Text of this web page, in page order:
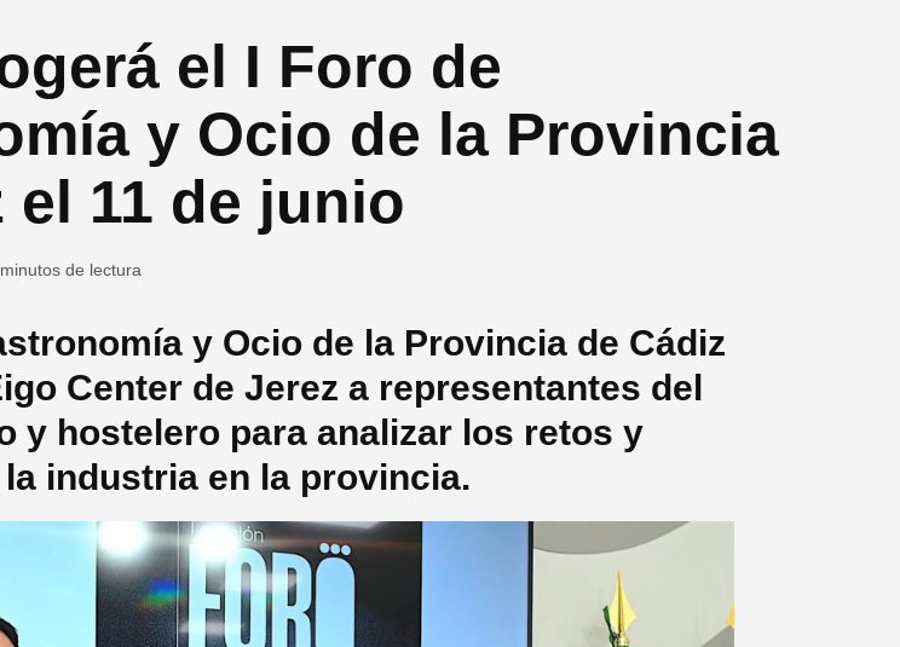
el I Foro de
y Ocio de la Provincia
el 11 de junio
de lectura
y Ocio de la Provincia de Cádiz
Center de Jerez a representantes del
y hostelero para analizar los retos y
industria en la provincia.